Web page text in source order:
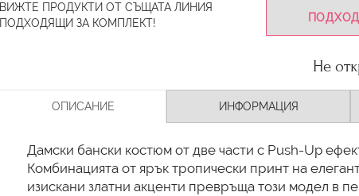
ВИЖТЕ ПРОДУКТИ ОТ СЪЩАТА ЛИНИЯ
ПОДХОДЯЩИ ЗА КОМПЛЕКТ!
Не
ОПИСАНИЕ ИНФОРМАЦИЯ
Дамски бански костюм от две части с Push-Up
Комбинацията от ярък тропически принт на
изискани златни акценти превръща този модел в